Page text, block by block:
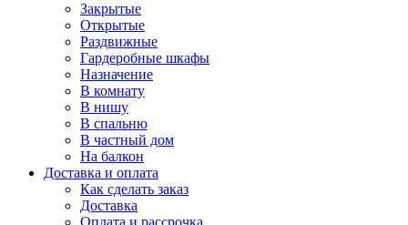
Закрытые
Открытые
Раздвижные
Гардеробные шкафы
Назначение
В комнату
В нишу
В спальню
В частный дом
На балкон
Доставка и оплата
Как сделать заказ
Доставка
Оплата и рассрочка